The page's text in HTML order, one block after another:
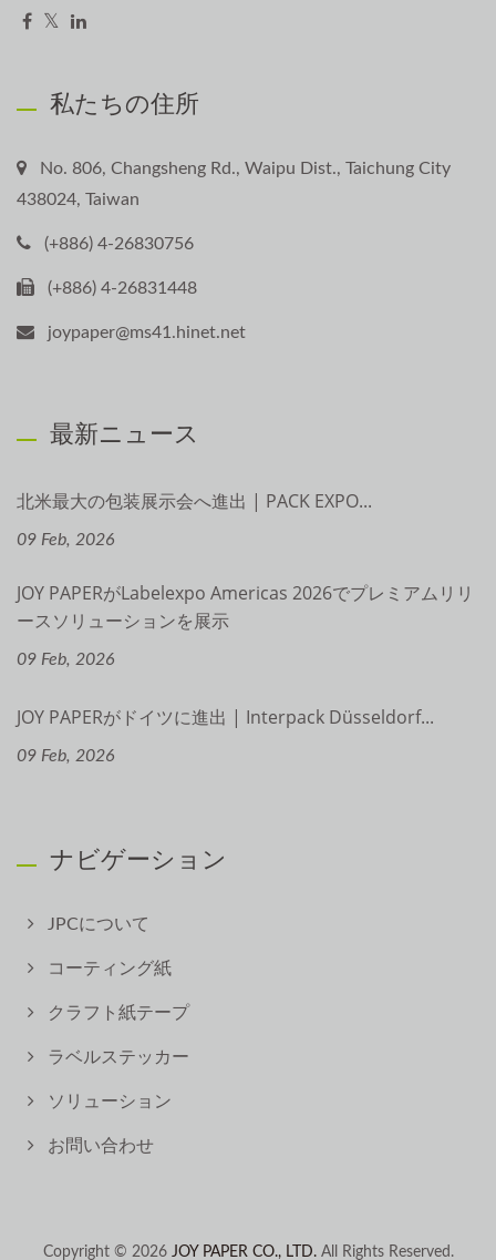
私たちの住所
No. 806, Changsheng Rd., Waipu Dist., Taichung City
438024, Taiwan
(+886) 4-26830756
(+886) 4-26831448
joypaper@ms41.hinet.net
最新ニュース
北米最大の包装展示会へ進出 | PACK EXPO...
09 Feb, 2026
JOY PAPERがLabelexpo Americas 2026でプレミアムリリ
ースソリューションを展示
09 Feb, 2026
JOY PAPERがドイツに進出 | Interpack Düsseldorf...
09 Feb, 2026
ナビゲーション
JPCについて
コーティング紙
クラフト紙テープ
ラベルステッカー
ソリューション
お問い合わせ
Copyright © 2026 JOY PAPER CO., LTD.All Rights Reserved.